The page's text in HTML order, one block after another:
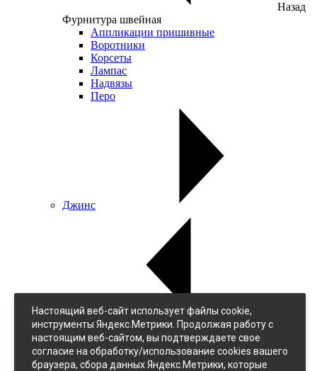
Назад
Фурнитура швейная
Аппликации пришивные
Воротники
Корсеты
Лампас
Надвязы
Перо
Джинс
Джинс
Однотонный
Принтованный
Настоящий веб-сайт использует файлы cookie,
инструменты Яндекс.Метрики. Продолжая работу с
настоящим веб-сайтом, вы подтверждаете свое
согласие на обработку/использование cookies вашего
браузера, сбора данных Яндекс.Метрики, которые